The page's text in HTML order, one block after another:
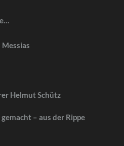
Messias
Helmut Schütz
– aus der Rippe